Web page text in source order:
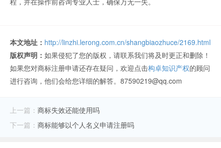
本文地址： http://linzhi.lerong.com.cn/shangbiaozhuce/2169.html
版权声明： 如果侵犯了您的版权，请联系我们将及时更正和删除！
如果您对商标注册申请还存在疑问，欢迎点击构卓知识产权的顾问
进行咨询，他们会给您详细的解答。87590219@qq.com
上一篇： 商标失效还能使用吗
下一篇： 商标能够以个人名义申请注册吗